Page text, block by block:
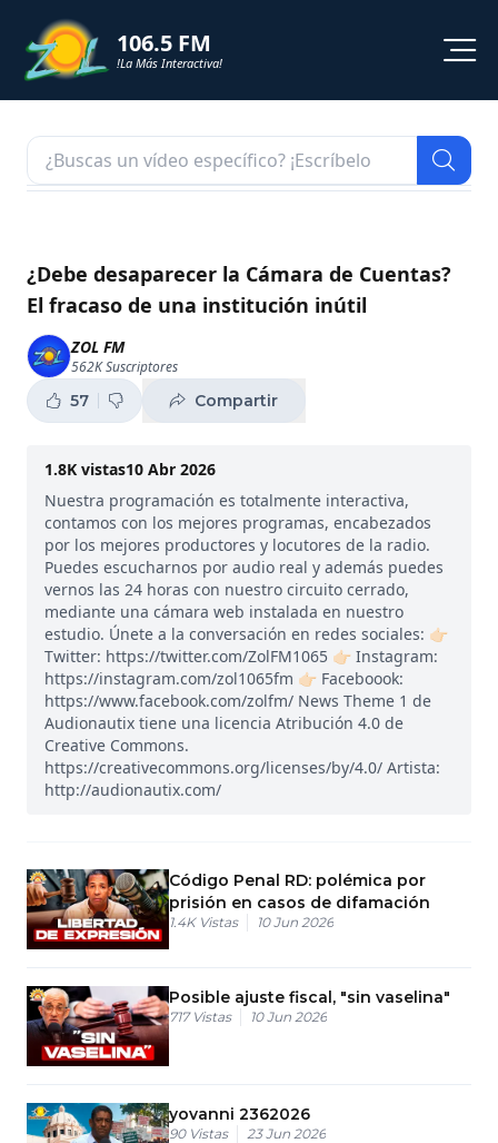
106.5 FM
!La Más Interactiva!
NOTICIAS
SHORTS
PODCAST
ZOL TV
¿Debe desaparecer la Cámara de Cuentas?
El fracaso de una institución inútil
ZOL FM
562KSuscriptores
57 Compartir
1.8K vistas10 Abr 2026
Nuestra programación es totalmente interactiva,
contamos con los mejores programas, encabezados
por los mejores productores y locutores de la radio.
Puedes escucharnos por audio real y además puedes
vernos las 24 horas con nuestro circuito cerrado,
mediante una cámara web instalada en nuestro
estudio. Únete a la conversación en redes sociales: 👉🏻
Twitter: https://twitter.com/ZolFM1065 👉🏻 Instagram:
https://instagram.com/zol1065fm 👉🏻 Faceboook:
https://www.facebook.com/zolfm/ News Theme 1 de
Audionautix tiene una licencia Atribución 4.0 de
Creative Commons.
https://creativecommons.org/licenses/by/4.0/ Artista:
http://audionautix.com/
Código Penal RD: polémica por
prisión en casos de difamación
1.4K Vistas 10 Jun 2026
Posible ajuste fiscal, "sin vaselina"
717 Vistas 10 Jun 2026
yovanni 2362026
90 Vistas 23 Jun 2026